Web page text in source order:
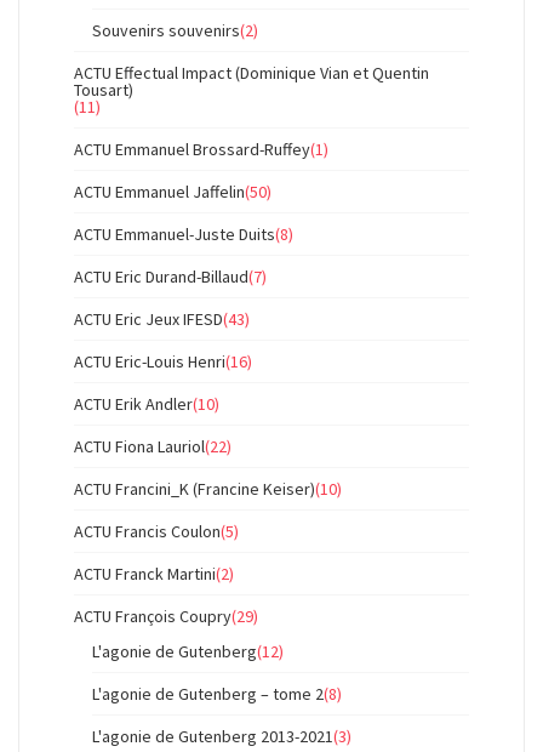
Souvenirs souvenirs(2)
ACTU Effectual Impact (Dominique Vian et Quentin
Tousart)
(11)
ACTU Emmanuel Brossard-Ruffey(1)
ACTU Emmanuel Jaffelin(50)
ACTU Emmanuel-Juste Duits(8)
ACTU Eric Durand-Billaud(7)
ACTU Eric Jeux IFESD(43)
ACTU Eric-Louis Henri(16)
ACTU Erik Andler(10)
ACTU Fiona Lauriol(22)
ACTU Francini_K (Francine Keiser)(10)
ACTU Francis Coulon(5)
ACTU Franck Martini(2)
ACTU François Coupry(29)
L'agonie de Gutenberg(12)
L'agonie de Gutenberg – tome 2(8)
L'agonie de Gutenberg 2013-2021(3)